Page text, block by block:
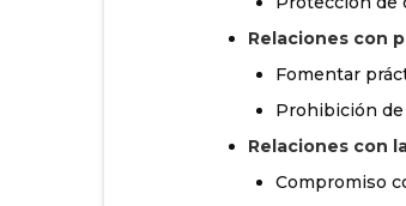
Relaciones con
Fomentar
Prohibición
Relaciones con
Compromiso